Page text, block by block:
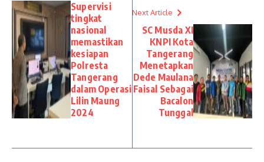
Supervisi
tingkat
nasional
memastikan
kesiapan
Polresta
Tangerang
dalam Operasi
Lilin Maung
2024
Next Article
SC Musda XI
KNPI Kota
Tangerang
Menetapkan
Dede Maulana
Faisal Sebagai
Bacalon
Tunggal